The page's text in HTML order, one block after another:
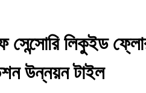
লিকুইড
উন্নয়ন টাইল